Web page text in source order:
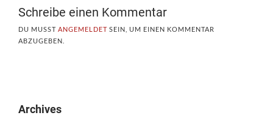
Schreibe einen Kommentar
DU MUSST ANGEMELDET SEIN, UM EINEN KOMMENTAR
ABZUGEBEN.
Archives